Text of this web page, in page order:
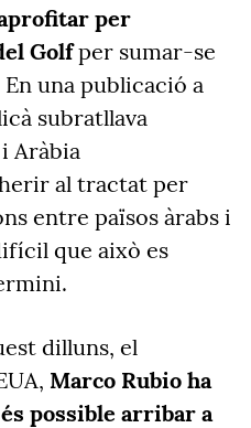
per
Golfper sumar-se
una publicació a
subratllava
Aràbia
al tractat per
entre països àrabs i
que això es
dilluns, el
Marco Rubio ha
possible arribar a